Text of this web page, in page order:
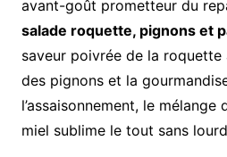
avant-goût prometteur du
salade roquette, pignons et
saveur poivrée de la
des pignons et la
l’assaisonnement, le mélange
miel sublime le tout sans